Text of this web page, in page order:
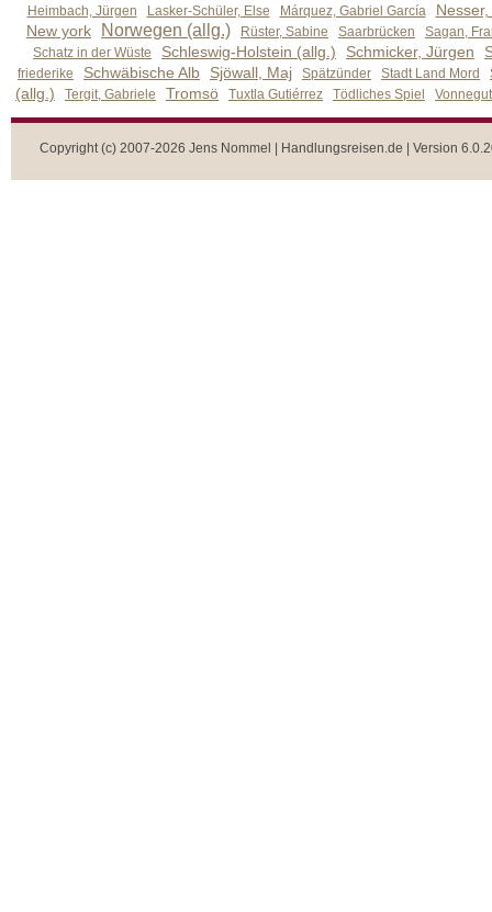
Heimbach, Jürgen
Lasker-Schüler, Else Márquez, Gabriel García
New york
Norwegen (allg.) Rüster, Sabine Saarbrücken
Sagan,
Schatz in der Wüste
Schleswig-Holstein (allg.) Schmicker, Jürgen
friederike Schwäbische Alb Sjöwall, Maj Spätzünder Stadt Land Mord
(allg.) Tergit, Gabriele Tromsö Tuxtla Gutiérrez Tödliches Spiel
Copyright (c) 2007-2026 Jens Nommel | Handlungsreisen.de | Version